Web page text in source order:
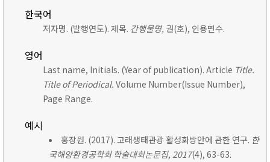
한국어
저자명. (발행연도). 제목. 간행물명, 권(호), 인용면수.
영어
Last name, Initials. (Year of publication). Article Title.
Title of Periodical. Volume Number(Issue Number),
Page Range.
예시
홍장원. (2017). 고래생태관광 활성화방안에 관한 연구. 한
국해양환경공학회 학술대회논문집, 2017(4), 63-63.